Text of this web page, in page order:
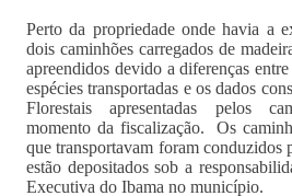
Perto da propriedade onde havia a
dois caminhões carregados de
apreendidos devido a diferenças
espécies transportadas e os dados
Florestais apresentadas pelos
momento da fiscalização. Os
que transportavam foram conduzidos
estão depositados sob a
Executiva do Ibama no município.